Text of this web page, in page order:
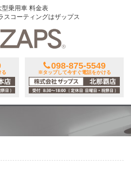
型乗用車 料金表
スコーティングはザップス
る
098-875-5549
※タップして今すぐ電話をかける